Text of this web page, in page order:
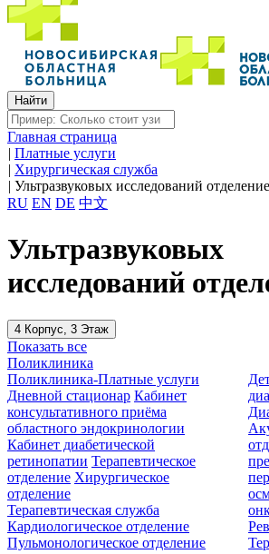
Главная страница
| Платные услуги
| Хирургическая служба
| Ультразвуковых исследований отделение
RU EN DE 中文
Ультразвуковых
исследований
4 Корпус, 3 Этаж
Показать все
Поликлиника
Поликлиника-Платные услуги
Дневной стационар Кабинет
консультативного приёма
областного эндокринологии
Кабинет диабетической
ретинопатии Терапевтическое
отделение Хирургическое
отделение
Терапевтическая служба
Кардиологическое отделение
Пульмонологическое отделение